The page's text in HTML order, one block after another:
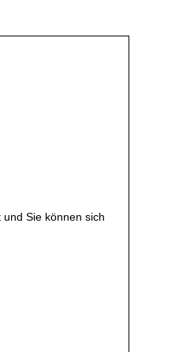
Sie können sich